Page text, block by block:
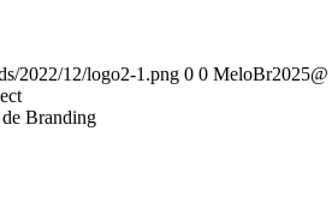
2022/12/logo2-1.png 0 0 MeloBr2025@
Branding